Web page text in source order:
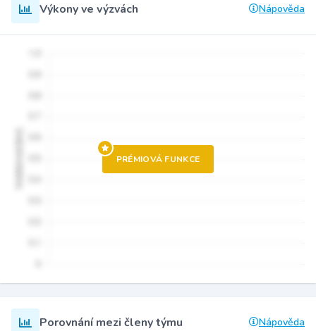
Výkony ve výzvách Nápověda
PRÉMIOVÁ FUNKCE
Porovnání mezi členy týmu Nápověda